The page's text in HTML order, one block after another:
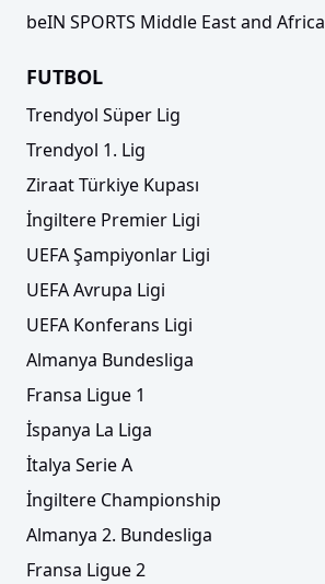
beIN SPORTS Middle East and Africa
FUTBOL
Trendyol Süper Lig
Trendyol 1. Lig
Ziraat Türkiye Kupası
İngiltere Premier Ligi
UEFA Şampiyonlar Ligi
UEFA Avrupa Ligi
UEFA Konferans Ligi
Almanya Bundesliga
Fransa Ligue 1
İspanya La Liga
İtalya Serie A
İngiltere Championship
Almanya 2. Bundesliga
Fransa Ligue 2